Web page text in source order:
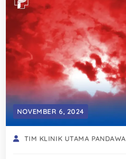
NOVEMBER 6, 2024
TIM KLINIK UTAMA PANDAWA